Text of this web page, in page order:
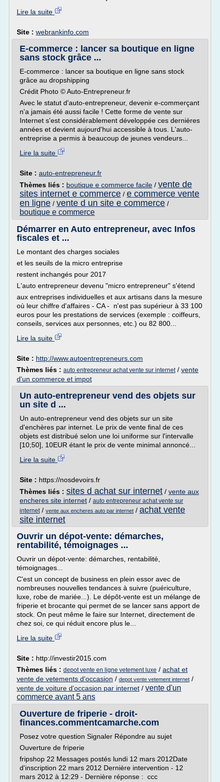
Lire la suite
Site : webrankinfo.com
E-commerce : lancer sa boutique en ligne
sans stock grâce ...
E-commerce : lancer sa boutique en ligne sans stock
grâce au dropshipping
Crédit Photo © Auto-Entrepreneur.fr
Avec le statut d'auto-entrepreneur, devenir e-commerçant
n'a jamais été aussi facile ! Cette forme de vente sur
Internet s'est considérablement développée ces dernières
années et devient aujourd'hui accessible à tous. L'auto-
entreprise a permis à beaucoup de jeunes vendeurs...
Lire la suite
Site : auto-entrepreneur.fr
Thèmes liés : boutique e commerce facile / vente de
sites internet e commerce / e commerce vente
en ligne / vente d un site e commerce /
boutique e commerce
Démarrer en Auto entrepreneur, avec Infos
fiscales et ...
Le montant des charges sociales
et les seuils de la micro entreprise
restent inchangés pour 2017
L'auto entrepreneur devenu "micro entrepreneur" s'étend
aux entreprises individuelles et aux artisans dans la mesure
où leur chiffre d'affaires - CA - n'est pas supérieur à 33 100
euros pour les prestations de services (exemple : coiffeurs,
conseils, services aux personnes, etc.) ou 82 800...
Lire la suite
Site : http://www.autoentrepreneurs.com
Thèmes liés : auto entrepreneur achat vente sur internet/ vente
d'un commerce et impot
Un auto-entrepreneur vend des objets sur
un site d ...
Un auto-entrepreneur vend des objets sur un site
d'enchères par internet. Le prix de vente final de ces
objets est distribué selon une loi uniforme sur l'intervalle
[10;50], 10EUR étant le prix de vente minimal annoncé...
Lire la suite
Site : https://nosdevoirs.fr
Thèmes liés : sites d achat sur internet / vente aux
encheres site internet / auto entrepreneur achat vente sur
internet/ vente aux encheres auto par internet / achat vente
site internet
Ouvrir un dépot-vente: démarches,
rentabilité, témoignages ...
Ouvrir un dépot-vente: démarches, rentabilité,
témoignages...
C'est un concept de business en plein essor avec de
nombreuses nouvelles tendances à suivre (puériculture,
luxe, robe de mariée...). Le dépôt-vente est un mélange de
friperie et brocante qui permet de se lancer sans apport de
stock. On peut même le faire sur Internet, directement de
chez soi, ce qui réduit encore plus le...
Lire la suite
Site : http://investir2015.com
Thèmes liés : depot vente en ligne vetement luxe / achat et
vente de vetements d'occasion / depot vente vetement internet /
vente de voiture d'occasion par internet / vente d'un
commerce avant 5 ans
Ouverture de friperie - droit-
finances.commentcamarche.com
Posez votre question Signaler Répondre au sujet
Ouverture de friperie
fripshop 22 Messages postés lundi 12 mars 2012Date
d'inscription 22 mars 2012 Dernière intervention - 12
mars 2012 à 12:29 - Dernière réponse : ccc